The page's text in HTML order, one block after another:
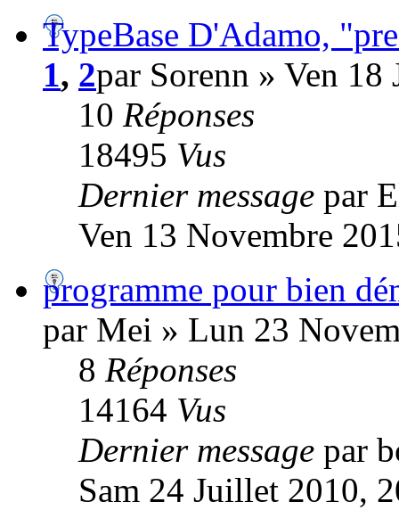
TypeBase D'Adamo,
1, 2par Sorenn » Ven
10 Réponses
18495 Vus
Dernier message par
Ven 13 Novembre
programme pour bien
par Mei » Lun 23
8 Réponses
14164 Vus
Dernier message par
Sam 24 Juillet 2010,